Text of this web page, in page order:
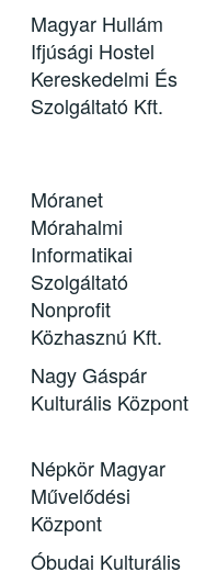
Magyar Hullám
Ifjúsági Hostel
Kereskedelmi És
Szolgáltató Kft.
Móranet
Mórahalmi
Informatikai
Szolgáltató
Nonprofit
Közhasznú Kft.
Nagy Gáspár
Kulturális Központ
Népkör Magyar
Művelődési
Központ
Óbudai Kulturális